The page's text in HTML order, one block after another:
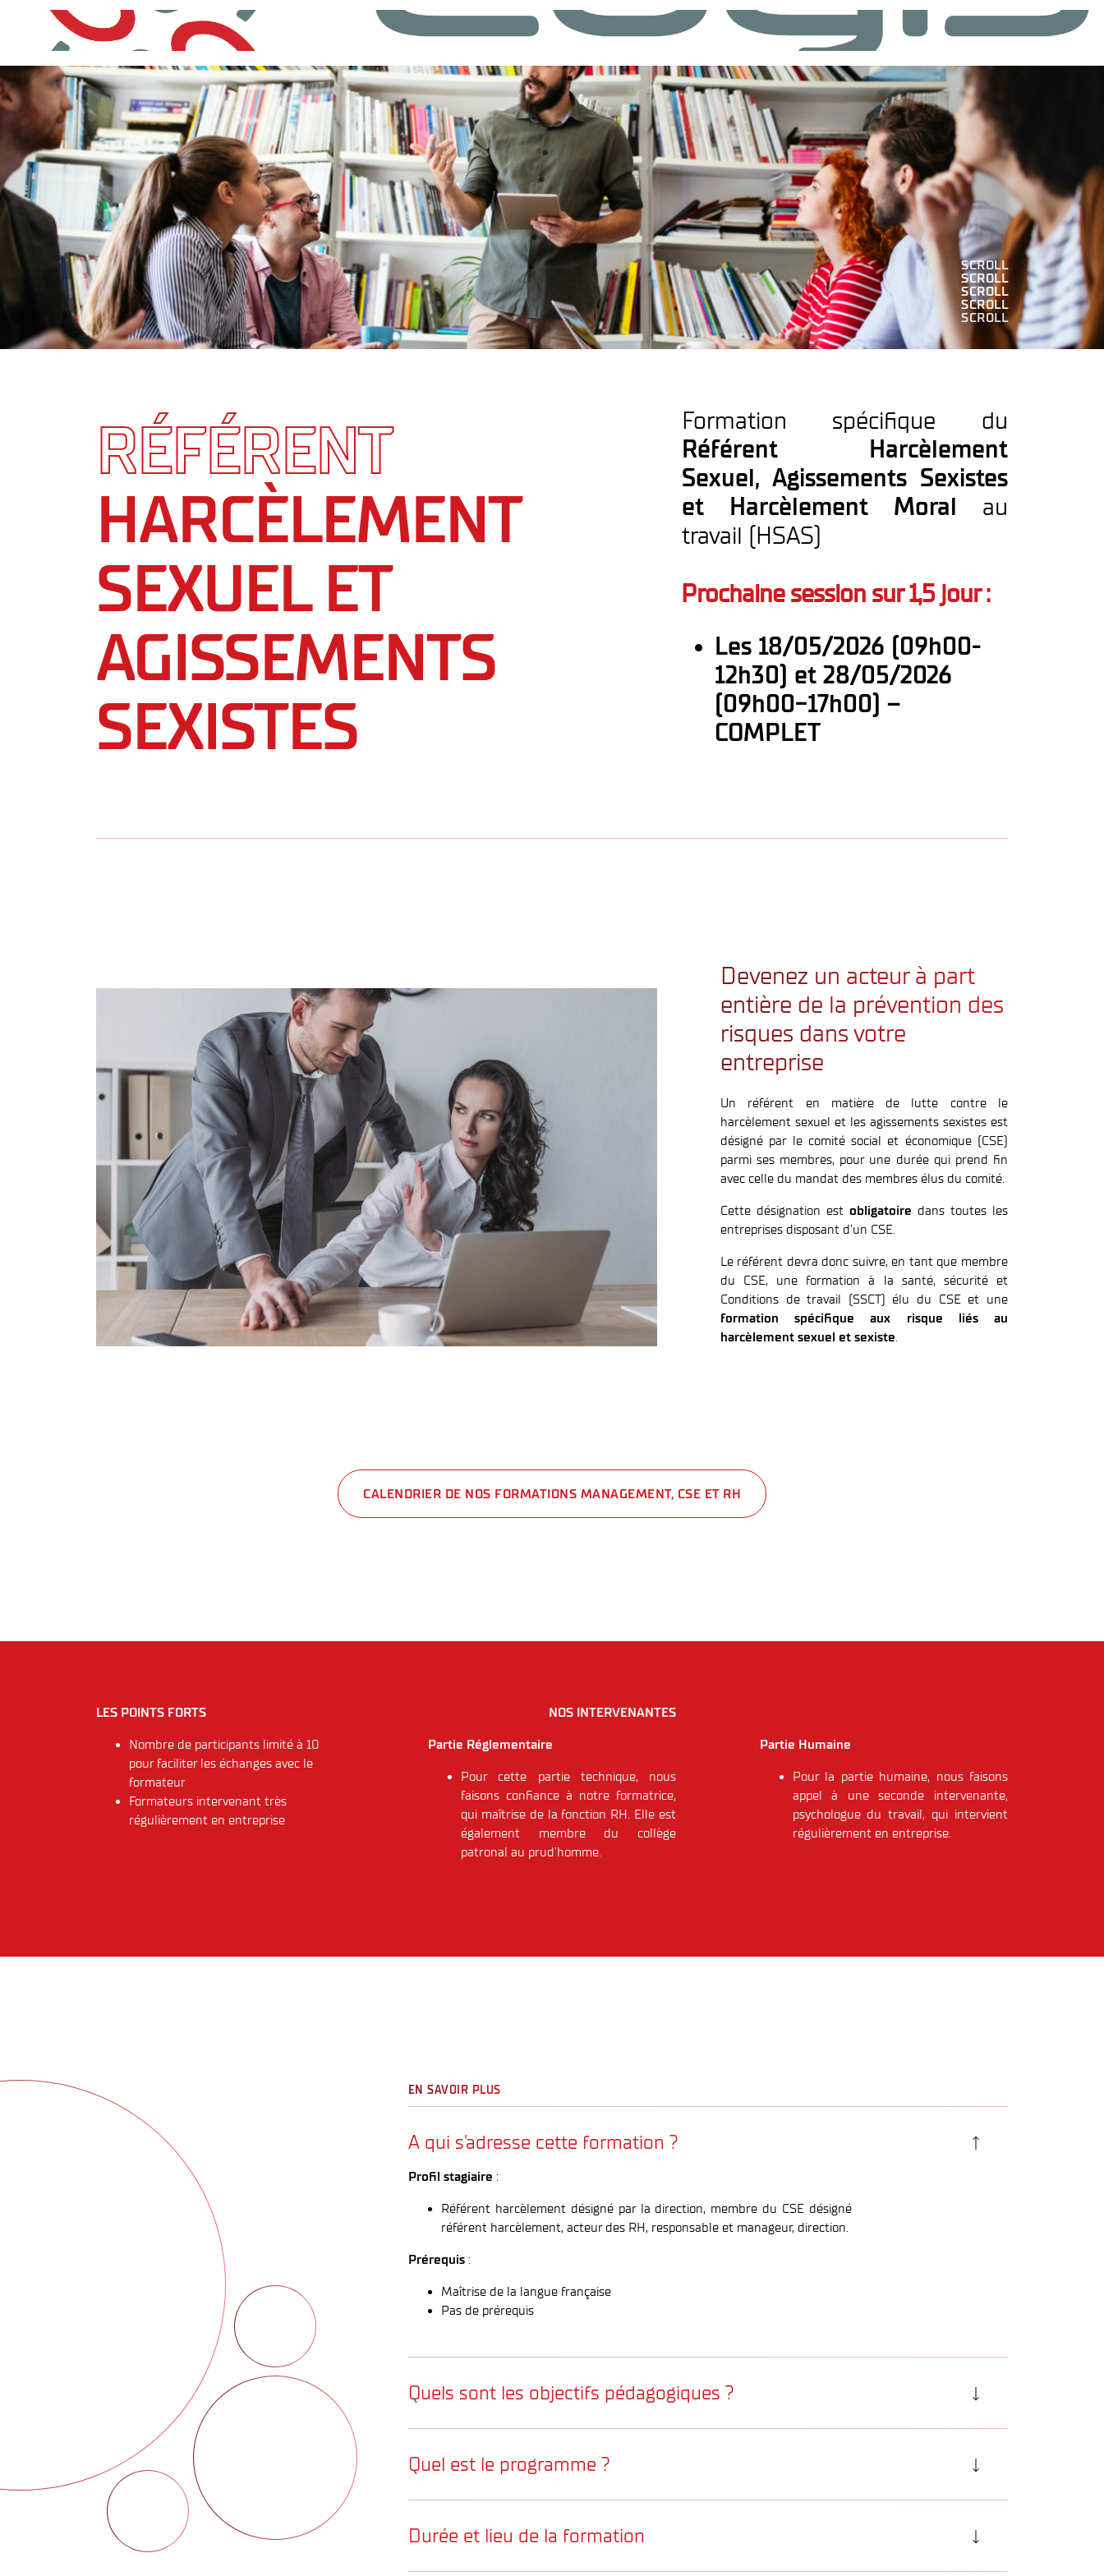
SCROLL
SCROLL
SCROLL
SCROLL
SCROLL
RÉFÉRENT
HARCÈLEMENT
SEXUEL ET
AGISSEMENTS
SEXISTES
Formation spécifique du
Référent
Harcèlement
Sexuel,Agissements Sexistes
et
Harcèlement Moral au
travail (HSAS)
Prochaine session sur 1,5 jour :
Les 18/05/2026 (09h00-
12h30) et 28/05/2026
(09h00-17h00) –
COMPLET
Devenez un acteur à part
entière de la prévention des
risques dans votre
entreprise
Un référent en matière de lutte contre le
harcèlement sexuel et les agissements sexistes est
désigné par le comité social et économique (CSE)
parmi ses membres, pour une durée qui prend fin
avec celle du mandat des membres élus du comité.
Cette désignation est obligatoire dans toutes les
entreprises disposant d’un CSE.
Le référent devra donc suivre, en tant que membre
du CSE, une formation à la santé, sécurité et
Conditions de travail (SSCT) élu du CSE et une
formation spécifique aux risque liés au
harcèlement sexuel et sexiste.
CALENDRIER DE NOS FORMATIONS MANAGEMENT, CSE ET RH
LES POINTS FORTS
Nombre de participants limité à 10
pour faciliter les échanges avec le
formateur
Formateurs intervenant très
régulièrement en entreprise
NOS INTERVENANTES
Partie Réglementaire
Pour cette partie technique, nous
faisons confiance à notre formatrice,
qui maîtrise de la fonction RH. Elle est
également membre du collège
patronal au prud’homme.
Partie Humaine
Pour la partie humaine, nous faisons
appel à une seconde intervenante,
psychologue du travail, qui intervient
régulièrement en entreprise.
EN SAVOIR PLUS
A qui s'adresse cette formation ?
Profil stagiaire :
Référent harcèlement désigné par la direction, membre du CSE désigné
référent harcèlement, acteur des RH, responsable et manageur, direction.
Prérequis:
Maîtrise de la langue française
Pas de prérequis
Quels sont les objectifs pédagogiques ?
A l’issue de la formationREFERENT HARCELEMENT SEXUEL, AGISSEMENTS
Connaître la législation en matière de harcèlement sexuel, de propos et
d’agissements sexistes.
au travail et comportement sexiste au travail.
Quel est le programme ?
Sur une DEMI-JOURNEE: partie réglementaire
1. Cadre réglementaire
Durée et lieu de la formation
Durée :